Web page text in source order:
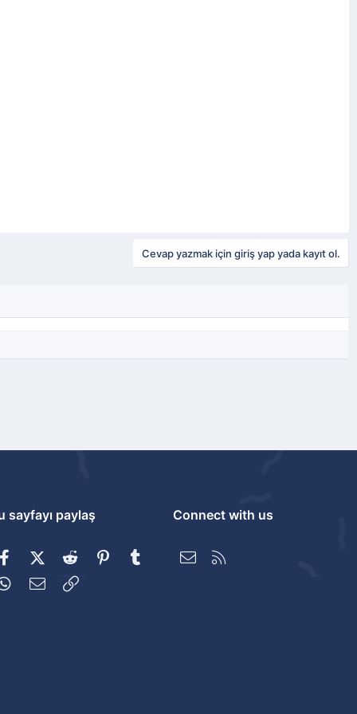
Cevap yazmak için giriş yap yada kayıt ol.
sayfayı paylaş
FacebookX (Twitter)
Reddit PinterestTumblr
WhatsApp
E-posta
Connect with us
Bize ulaşın